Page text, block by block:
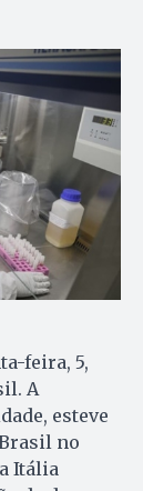
feira, 5,
A
esteve
no
Itália